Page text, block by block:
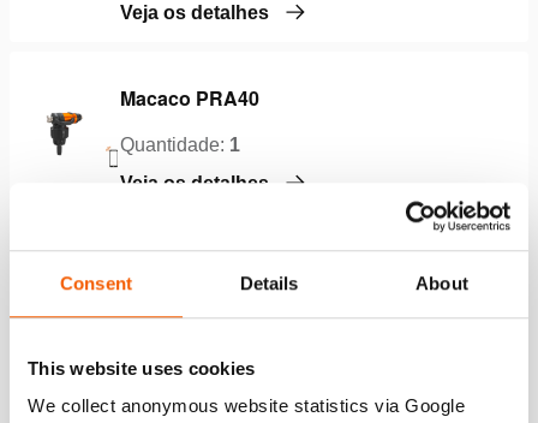
Consent Details About
This website uses cookies
We collect anonymous website statistics via Google
Veja os detalhes
Macaco PRA40
Quantidade: 1
Veja os detalhes
Quantidade:1